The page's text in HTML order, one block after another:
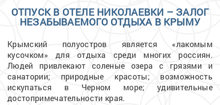
ОТПУСК В ОТЕЛЕ НИКОЛАЕВКИ – ЗАЛОГ
НЕЗАБЫВАЕМОГО ОТДЫХА В КРЫМУ
Крымский полуостров является «лакомым
кусочком» для отдыха среди многих россиян.
Людей привлекают соленые озера с грязями и
санатории; природные красоты; возможность
искупаться в Черном море; удивительные
достопримечательности края.